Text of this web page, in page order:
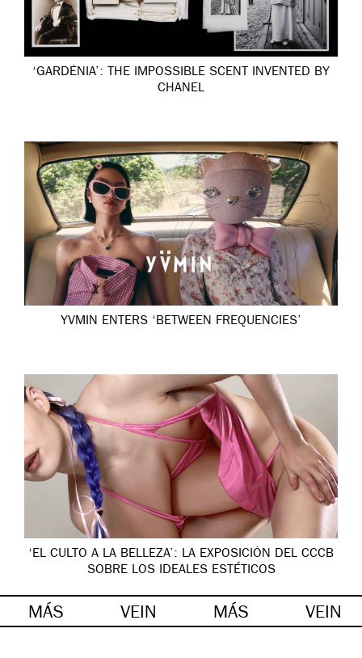
‘GARDÉNIA’: THE IMPOSSIBLE SCENT INVENTED BY
CHANEL
YVMIN ENTERS ‘BETWEEN FREQUENCIES’
‘EL CULTO A LA BELLEZA’: LA EXPOSICIÓN DEL CCCB
SOBRE LOS IDEALES ESTÉTICOS
MÁS VEIN MÁS VEIN